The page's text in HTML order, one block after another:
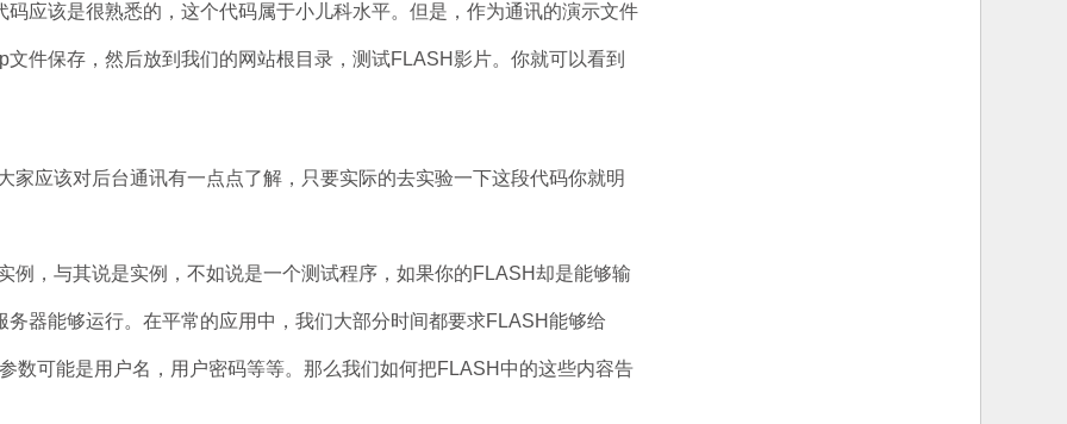
该是很熟悉的，这个代码属于小儿科水平。但是，作为通讯的演示文件
件保存，然后放到我们的网站根目录，测试FLASH影片。你就可以看到
该对后台通讯有一点点了解，只要实际的去实验一下这段代码你就明
例，与其说是实例，不如说是一个测试程序，如果你的FLASH却是能够输
务器能够运行。在平常的应用中，我们大部分时间都要求FLASH能够给
数可能是用户名，用户密码等等。那么我们如何把FLASH中的这些内容告